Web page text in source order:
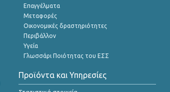
Επαγγέλματα
Μεταφορές
Οικονομικές δραστηριότητες
Περιβάλλον
Υγεία
Γλωσσάρι Ποιότητας του ΕΣΣ
Προϊόντα και Υπηρεσίες